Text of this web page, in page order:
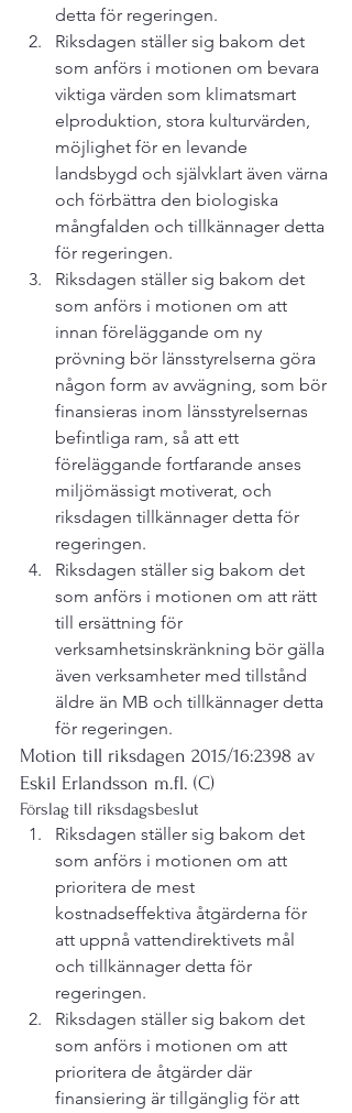
detta för regeringen.
Riksdagen ställer sig bakom det
som anförs i motionen om bevara
viktiga värden som klimatsmart
elproduktion, stora kulturvärden,
möjlighet för en levande
landsbygd och självklart även värna
och förbättra den biologiska
mångfalden och tillkännager detta
för regeringen.
Riksdagen ställer sig bakom det
som anförs i motionen om att
innan föreläggande om ny
prövning bör länsstyrelserna göra
någon form av avvägning, som bör
finansieras inom länsstyrelsernas
befintliga ram, så att ett
föreläggande fortfarande anses
miljömässigt motiverat, och
riksdagen tillkännager detta för
regeringen.
Riksdagen ställer sig bakom det
som anförs i motionen om att rätt
till ersättning för
verksamhetsinskränkning bör gälla
även verksamheter med tillstånd
äldre än MB och tillkännager detta
för regeringen.
Motion till riksdagen 2015/16:2398 av
Eskil Erlandsson m.fl. (C)
Förslag till riksdagsbeslut
Riksdagen ställer sig bakom det
som anförs i motionen om att
prioritera de mest
kostnadseffektiva åtgärderna för
att uppnå vattendirektivets mål
och tillkännager detta för
regeringen.
Riksdagen ställer sig bakom det
som anförs i motionen om att
prioritera de åtgärder där
finansiering är tillgänglig för att